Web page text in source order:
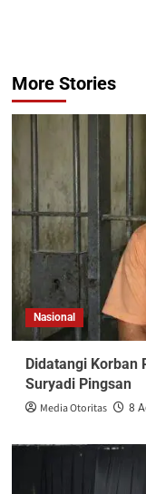
More Stories
Nasional
Didatangi Korban
Suryadi Pingsan
Media Otoritas 8